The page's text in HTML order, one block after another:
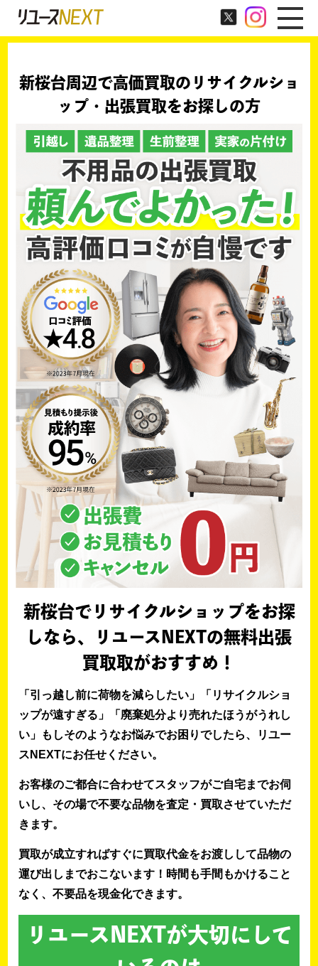
新桜台周辺で高価買取のリサイクルショ
ップ・出張買取をお探しの方
新桜台でリサイクルショップをお探
しなら、リユースNEXTの無料出張
買取取がおすすめ！
「引っ越し前に荷物を減らしたい」「リサイクルショ
ップが遠すぎる」「廃棄処分より売れたほうがうれし
い」もしそのようなお悩みでお困りでしたら、リユー
スNEXTにお任せください。
お客様のご都合に合わせてスタッフがご自宅までお伺
いし、その場で不要な品物を査定・買取させていただ
きます。
買取が成立すればすぐに買取代金をお渡しして品物の
運び出しまでおこないます！時間も手間もかけること
なく、不要品を現金化できます。
リユースNEXTが大切にして